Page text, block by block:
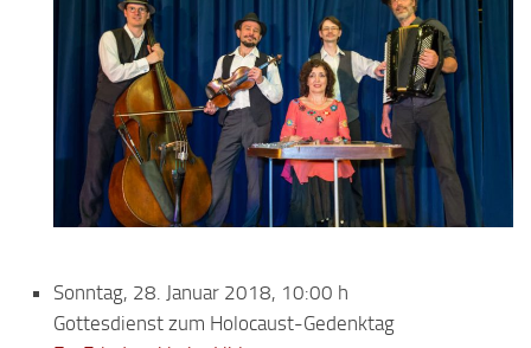
Sonntag, 28. Januar 2018, 10:00 h
Gottesdienst zum Holocaust-Gedenktag